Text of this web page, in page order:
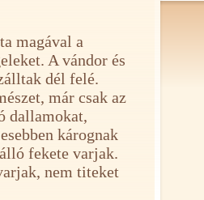
magával a
A vándor és
dél felé.
már csak az
dallamokat,
kárognak
fekete varjak.
nem titeket